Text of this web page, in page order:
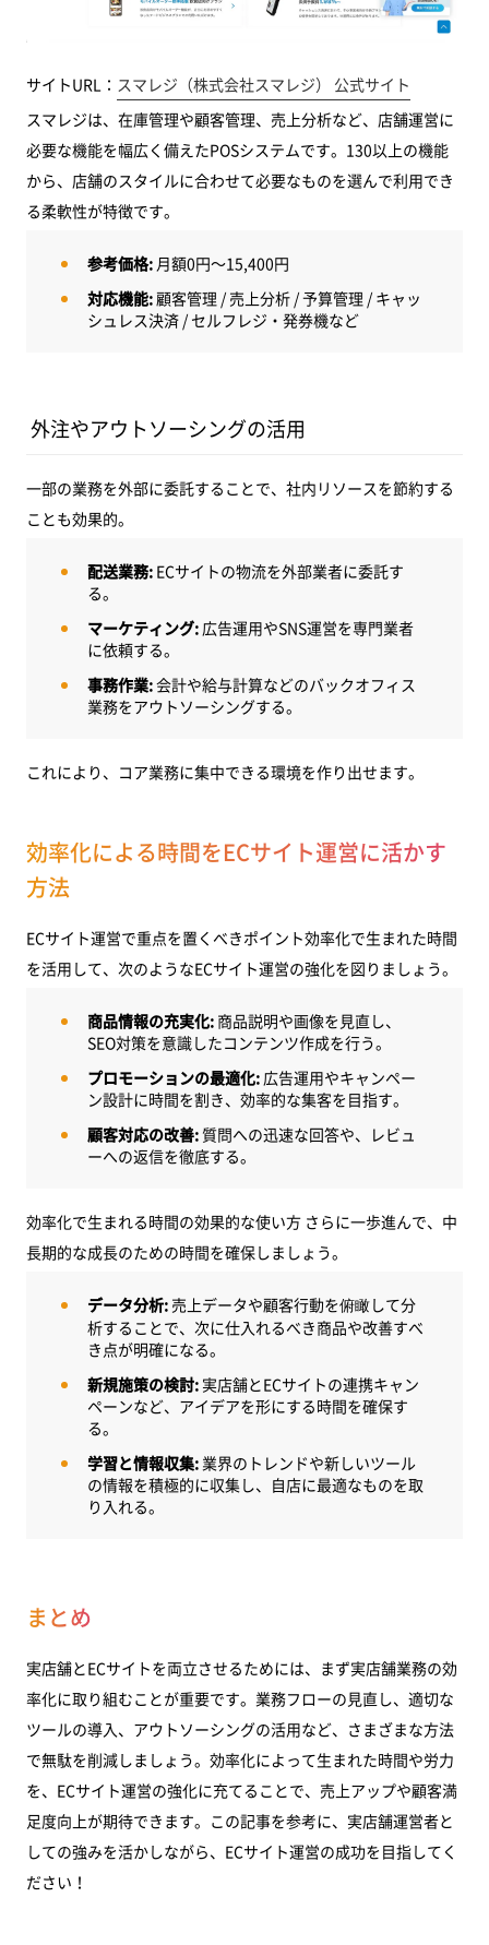
サイトURL： スマレジ（株式会社スマレジ） 公式サイト
スマレジは、在庫管理や顧客管理、売上分析など、店舗運営に
必要な機能を幅広く備えたPOSシステムです。130以上の機能
から、店舗のスタイルに合わせて必要なものを選んで利用でき
る柔軟性が特徴です。
参考価格: 月額0円～15,400円
対応機能:顧客管理 / 売上分析 / 予算管理 / キャッ
シュレス決済 / セルフレジ・発券機など
外注やアウトソーシングの活用
一部の業務を外部に委託することで、社内リソースを節約する
ことも効果的。
配送業務: ECサイトの物流を外部業者に委託す
る。
マーケティング: 広告運用やSNS運営を専門業者
に依頼する。
事務作業:会計や給与計算などのバックオフィス
業務をアウトソーシングする。
これにより、コア業務に集中できる環境を作り出せます。
効率化による時間をECサイト運営に活かす
方法
ECサイト運営で重点を置くべきポイント効率化で生まれた時間
を活用して、次のようなECサイト運営の強化を図りましょう。
商品情報の充実化: 商品説明や画像を見直し、
SEO対策を意識したコンテンツ作成を行う。
プロモーションの最適化: 広告運用やキャンペー
ン設計に時間を割き、効率的な集客を目指す。
顧客対応の改善:質問への迅速な回答や、レビュ
ーへの返信を徹底する。
効率化で生まれる時間の効果的な使い方 さらに一歩進んで、中
長期的な成長のための時間を確保しましょう。
データ分析: 売上データや顧客行動を俯瞰して分
析することで、次に仕入れるべき商品や改善すべ
き点が明確になる。
新規施策の検討: 実店舗とECサイトの連携キャン
ペーンなど、アイデアを形にする時間を確保す
る。
学習と情報収集: 業界のトレンドや新しいツール
の情報を積極的に収集し、自店に最適なものを取
り入れる。
まとめ
実店舗とECサイトを両立させるためには、まず実店舗業務の効
率化に取り組むことが重要です。業務フローの見直し、適切な
ツールの導入、アウトソーシングの活用など、さまざまな方法
で無駄を削減しましょう。効率化によって生まれた時間や労力
を、ECサイト運営の強化に充てることで、売上アップや顧客満
足度向上が期待できます。この記事を参考に、実店舗運営者と
しての強みを活かしながら、ECサイト運営の成功を目指してく
ださい！